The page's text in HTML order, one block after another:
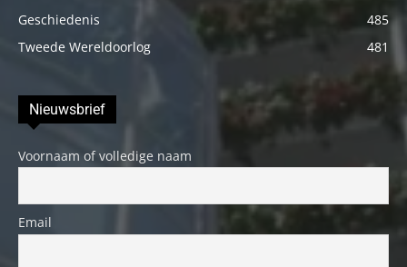
Geschiedenis
485
Tweede Wereldoorlog
481
Nieuwsbrief
Voornaam of volledige naam
Email